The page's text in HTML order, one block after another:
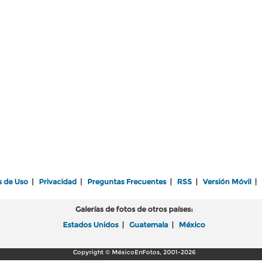
de Uso Privacidad Preguntas Frecuentes RSS Versión Móvil
Galerías de fotos de otros países:
Estados Unidos
Guatemala México
Copyright © MéxicoEnFotos, 2001-2026